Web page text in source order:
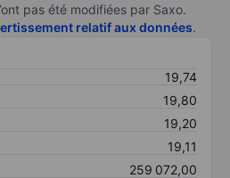
pas été modifiées par Saxo.
relatif aux données.
19,74
19,80
19,20
19,11
259 072,00